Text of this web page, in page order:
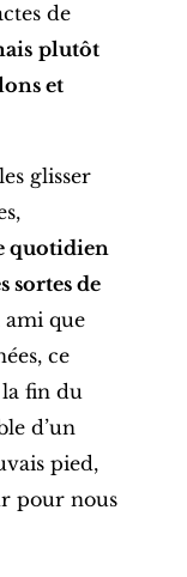
de
plutôt
et
glisser
quotidien
sortes de
que
ce
fin du
d’un
pied,
pour nous